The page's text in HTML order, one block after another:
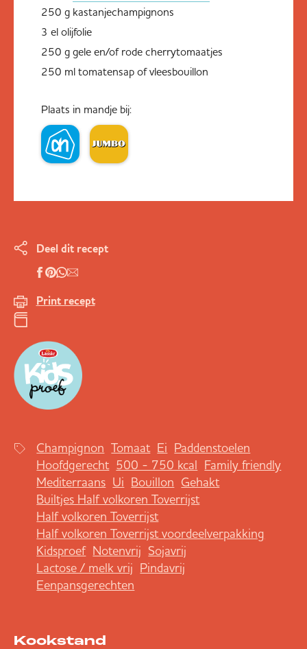
250 g kastanjechampignons
3 el olijfolie
250 g gele en/of rode cherrytomaatjes
250 ml tomatensap of vleesbouillon
Plaats in mandje bij:
Deel dit recept
Print recept
Champignon Tomaat Ei Paddenstoelen
Hoofdgerecht 500 - 750 kcal Family friendly
Mediterraans Ui Bouillon Gehakt
Builtjes Half volkoren Toverrijst
Half volkoren Toverrijst
Half volkoren Toverrijst voordeelverpakking
Kidsproef Notenvrij Sojavrij
Lactose / melk vrij Pindavrij
Eenpansgerechten
Kookstand